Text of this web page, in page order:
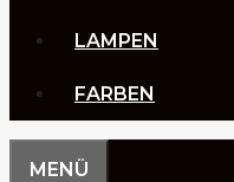
LAMPEN
FARBEN
MENÜ